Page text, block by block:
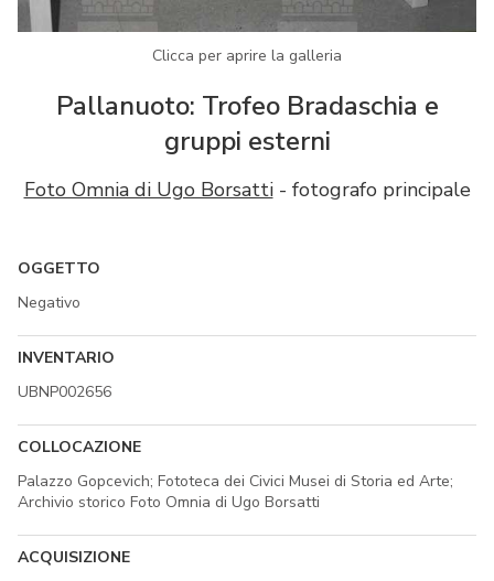
Clicca per aprire la galleria
Pallanuoto: Trofeo Bradaschia e
gruppi esterni
Foto Omnia di Ugo Borsatti- fotografo principale
OGGETTO
Negativo
INVENTARIO
UBNP002656
COLLOCAZIONE
Palazzo Gopcevich; Fototeca dei Civici Musei di Storia ed Arte;
Archivio storico Foto Omnia di Ugo Borsatti
ACQUISIZIONE